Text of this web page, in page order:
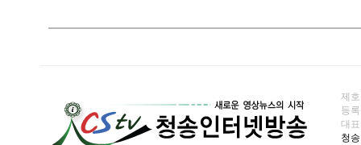
제
등
대표
청